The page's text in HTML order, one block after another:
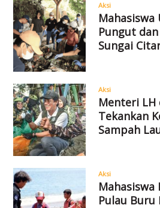
Aksi
Mahasiswa
Pungut
Sungai
Aksi
Menteri LH
Tekankan
Sampah
Aksi
Mahasiswa
Pulau Buru